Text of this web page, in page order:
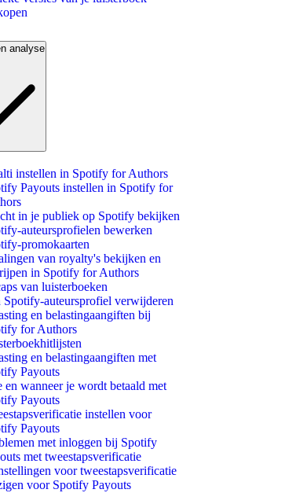
analyse
instellen in Spotify for Authors
Payouts instellen in Spotify for
in je publiek op Spotify bekijken
auteursprofielen bewerken
promokaarten
van royalty's bekijken en
in Spotify for Authors
van luisterboeken
Spotify-auteursprofiel verwijderen
en belastingaangiften bij
for Authors
en belastingaangiften met
Payouts
en wanneer je wordt betaald met
Payouts
instellen voor
Payouts
met inloggen bij Spotify
met tweestapsverificatie
voor tweestapsverificatie
voor Spotify Payouts